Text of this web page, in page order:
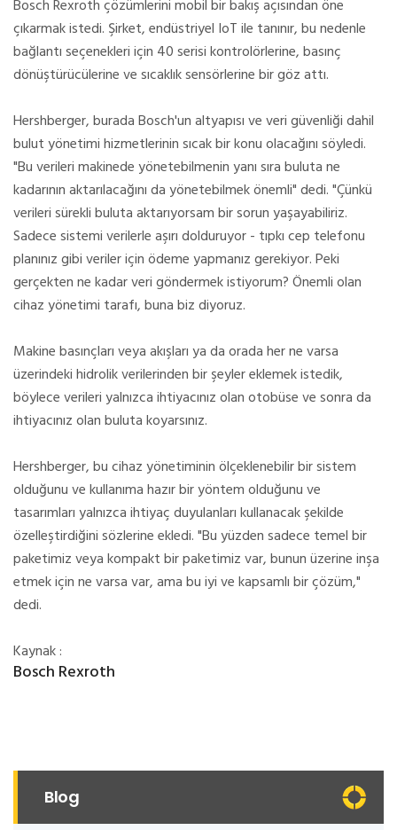
Bosch Rexroth çözümlerini mobil bir bakış açısından öne
çıkarmak istedi. Şirket, endüstriyel IoT ile tanınır, bu nedenle
bağlantı seçenekleri için 40 serisi kontrolörlerine, basınç
dönüştürücülerine ve sıcaklık sensörlerine bir göz attı.
Hershberger, burada Bosch'un altyapısı ve veri güvenliği dahil
bulut yönetimi hizmetlerinin sıcak bir konu olacağını söyledi.
"Bu verileri makinede yönetebilmenin yanı sıra buluta ne
kadarının aktarılacağını da yönetebilmek önemli" dedi. "Çünkü
verileri sürekli buluta aktarıyorsam bir sorun yaşayabiliriz.
Sadece sistemi verilerle aşırı dolduruyor - tıpkı cep telefonu
planınız gibi veriler için ödeme yapmanız gerekiyor. Peki
gerçekten ne kadar veri göndermek istiyorum? Önemli olan
cihaz yönetimi tarafı, buna biz diyoruz.
Makine basınçları veya akışları ya da orada her ne varsa
üzerindeki hidrolik verilerinden bir şeyler eklemek istedik,
böylece verileri yalnızca ihtiyacınız olan otobüse ve sonra da
ihtiyacınız olan buluta koyarsınız.
Hershberger, bu cihaz yönetiminin ölçeklenebilir bir sistem
olduğunu ve kullanıma hazır bir yöntem olduğunu ve
tasarımları yalnızca ihtiyaç duyulanları kullanacak şekilde
özelleştirdiğini sözlerine ekledi. "Bu yüzden sadece temel bir
paketimiz veya kompakt bir paketimiz var, bunun üzerine inşa
etmek için ne varsa var, ama bu iyi ve kapsamlı bir çözüm,"
dedi.
Kaynak :
Bosch Rexroth
Blog